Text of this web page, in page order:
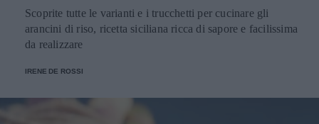
Scoprite tutte le varianti e i trucchetti per cucinare gli
arancini di riso, ricetta siciliana ricca di sapore e facilissima
da realizzare
IRENE DE ROSSI